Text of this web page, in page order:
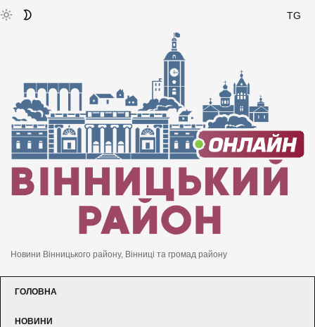
TG
Новини Вінницького району, Вінниці та громад району
ГОЛОВНА
НОВИНИ